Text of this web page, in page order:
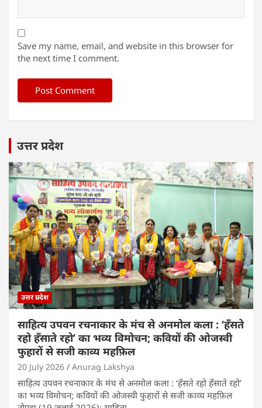
Save my name, email, and website in this browser for
the next time I comment.
उत्तर प्रदेश
उत्तर प्रदेश
साहित्य उपवन रचनाकार के मंच से अनमोल कला : ‘हॅंसते
रहो हॅंसाते रहो’ का भव्य विमोचन; कवियों की ओजस्वी
फुहारों से सजी काव्य महफ़िल
20 July 2026 Anurag Lakshya
साहित्य उपवन रचनाकार के मंच से अनमोल कला : ‘हॅंसते रहो हॅंसाते रहो’
का भव्य विमोचन; कवियों की ओजस्वी फुहारों से सजी काव्य महफ़िल